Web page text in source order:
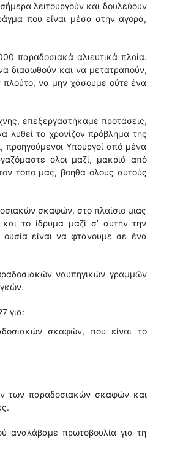
λειτουργούν και δουλεύουν
που είναι μέσα στην αγορά,
παραδοσιακά αλιευτικά πλοία.
διασωθούν και να μετατραπούν,
να μην χάσουμε ούτε ένα
επεξεργαστήκαμε προτάσεις,
λυθεί το χρονίζον πρόβλημα της
Υπουργοί από μένα
όλοι μαζί, μακριά από
τόπο μας, βοηθά όλους αυτούς
σκαφών, στο πλαίσιο μιας
το ίδρυμα μαζί σ’ αυτήν την
είναι να φτάνουμε σε ένα
ναυπηγικών γραμμών
για:
σκαφών, που είναι το
των παραδοσιακών σκαφών και
αναλάβαμε πρωτοβουλία για τη